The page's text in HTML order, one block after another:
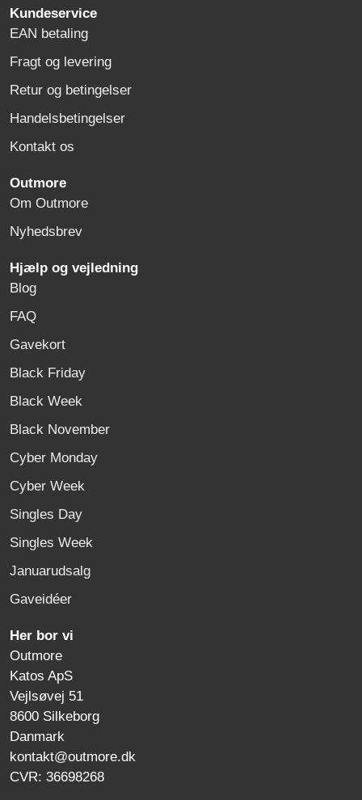
Kundeservice
EAN betaling
Fragt og levering
Retur og betingelser
Handelsbetingelser
Kontakt os
Outmore
Om Outmore
Nyhedsbrev
Hjælp og vejledning
Blog
FAQ
Gavekort
Black Friday
Black Week
Black November
Cyber Monday
Cyber Week
Singles Day
Singles Week
Januarudsalg
Gaveidéer
Her bor vi
Outmore
Katos ApS
Vejlsøvej 51
8600 Silkeborg
Danmark
kontakt@outmore.dk
CVR: 36698268